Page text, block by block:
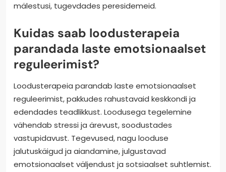
mälestusi, tugevdades peresidemeid.
Kuidas saab loodusterapeia
parandada laste emotsionaalset
reguleerimist?
Loodusterapeia parandab laste emotsionaalset
reguleerimist, pakkudes rahustavaid keskkondi ja
edendades teadlikkust. Loodusega tegelemine
vähendab stressi ja ärevust, soodustades
vastupidavust. Tegevused, nagu looduse
jalutuskäigud ja aiandamine, julgustavad
emotsionaalset väljendust ja sotsiaalset suhtlemist.